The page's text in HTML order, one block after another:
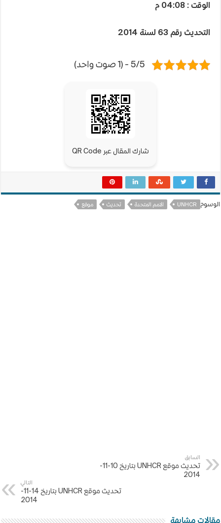
الوقت : 04:08 م
التحديث رقم 63 لسنة 2014
5/5 - (1 صوت واحد)
شارك المقال عبر QR Code
الوسوم UNHCR الامم المتحدة تحديث موقع
السابق
تحديث موقع UNHCR بتاريخ 10-11-
2014
التالي
تحديث موقع UNHCR بتاريخ 14-11-
2014
مقالات مشابهة